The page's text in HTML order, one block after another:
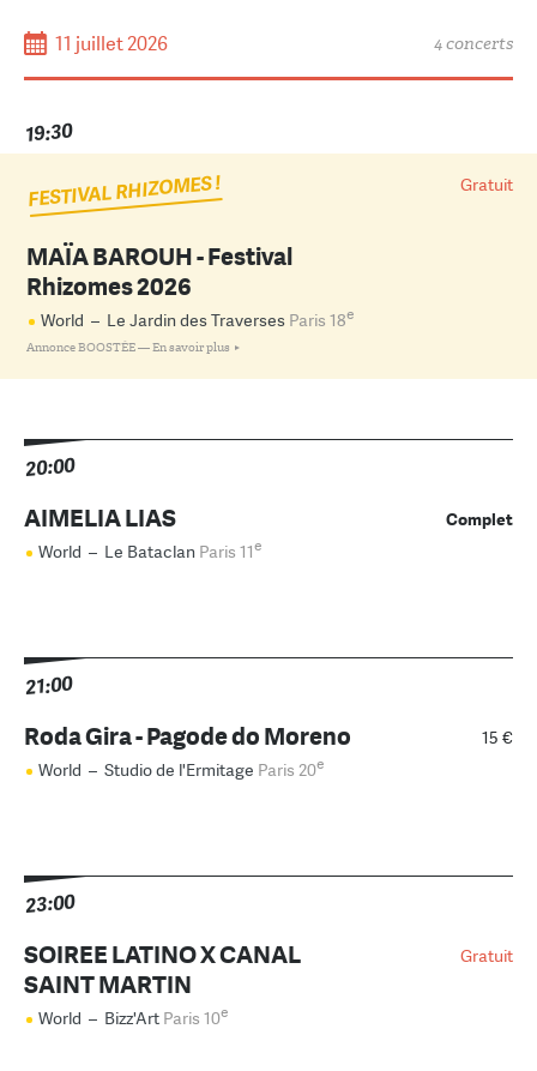
11 juillet 2026 4 concerts
19:30
Gratuit
FESTIVAL RHIZOMES !
MAÏA BAROUH - Festival
Rhizomes 2026
World – Le Jardin des Traverses Paris 18e
Annonce BOOSTÉE —En savoir plus
20:00
Complet
AIMELIA LIAS
World – Le Bataclan Paris 11e
21:00
15 €
Roda Gira - Pagode do Moreno
World – Studio de l'Ermitage Paris 20e
23:00
Gratuit
SOIREE LATINO X CANAL
SAINT MARTIN
World – Bizz'Art Paris 10e